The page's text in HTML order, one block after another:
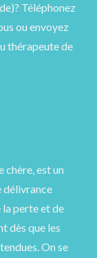
Téléphonez
ou envoyez
thérapeute de
chère, est un
délivrance
perte et de
dès que les
On se